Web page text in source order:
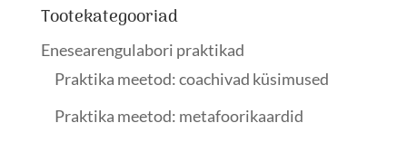
Tootekategooriad
Enesearengulabori praktikad
Praktika meetod: coachivad küsimused
Praktika meetod: metafoorikaardid